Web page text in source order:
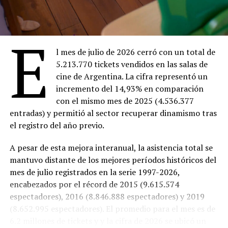
18:30 –
Ahí donde no estás(Entrada $4.000)
20:30 –
The Thing
(Entrada $4.000)
Domingo 9
18:00 –Ahí donde no estás(Entrada $4.000)
20:00 –Dios y el diablo en la tierra del solen 16
mm ($Entrada 4.000)
Lunes 10
18:30 –Ahí donde no estás (Entrada $4.000)
20:30 –Marcado para matar(Entrada gratuita)
18:30 –Ahí donde no estás(Entrada $4.000)
20:30 –Trilogy of Terror(Entrada $4.000)
Miércoles 12
18:30 –Ahí donde no estás($Entrada 4.000)
20:30 – Aftersun(Entrada $4.000)
E
l mes de julio de 2026 cerró con un total de
5.213.770 tickets vendidos en las salas de
cine de Argentina. La cifra representó un
incremento del 14,93% en comparación
con el mismo mes de 2025 (4.536.377
entradas) y permitió al sector recuperar dinamismo tras
el registro del año previo.
A pesar de esta mejora interanual, la asistencia total se
mantuvo distante de los mejores períodos históricos del
mes de julio registrados en la serie 1997-2026,
encabezados por el récord de 2015 (9.615.574
espectadores), 2016 (8.846.888 espectadores) y 2019
(8.652.995 espectadores). El promedio para el mes es de